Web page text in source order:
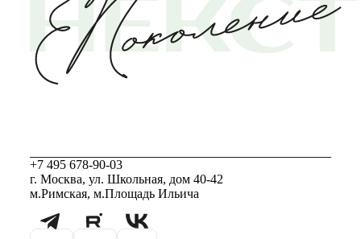
+7 495 678-90-03
г. Москва, ул. Школьная, дом 40-42
м.Римская, м.Площадь Ильича